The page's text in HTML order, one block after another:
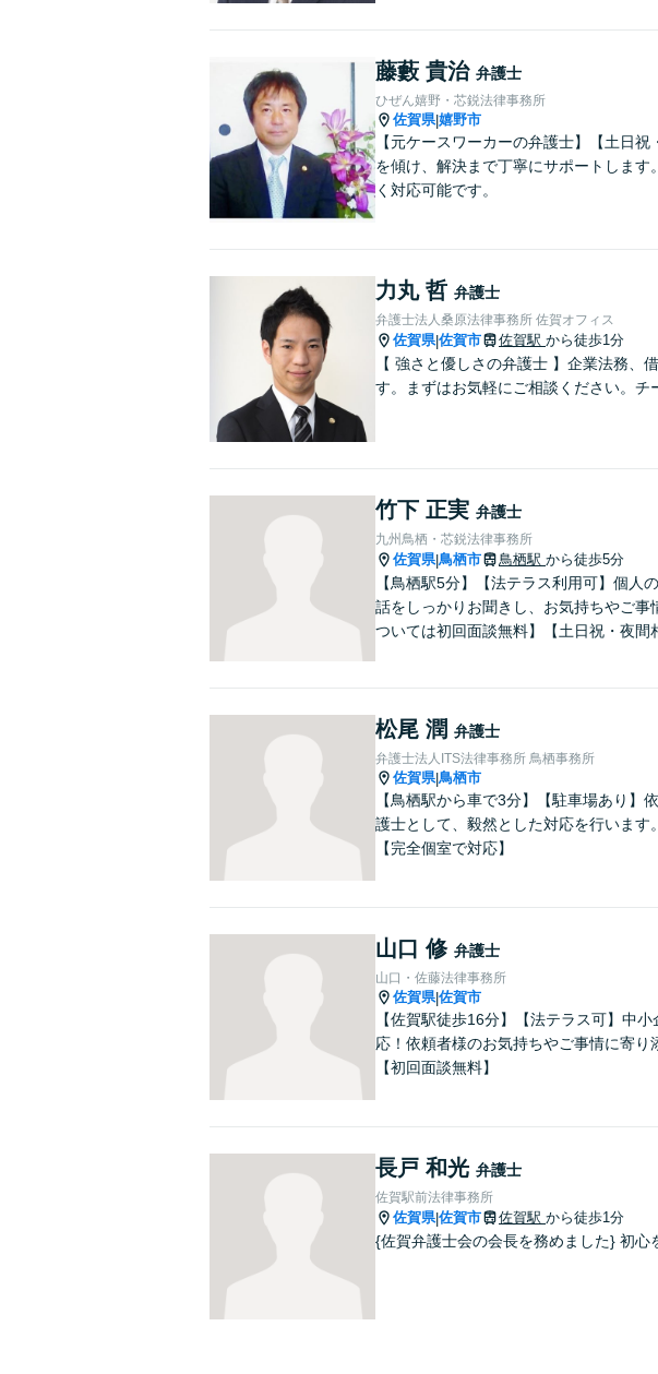
藤藪 貴治 弁護士
ひぜん嬉野・芯鋭法律事務所
佐賀県|嬉野市
【元ケースワーカーの弁護士】【土日
を傾け、解決まで丁寧にサポートしま
く対応可能です。
力丸 哲 弁護士
弁護士法人桑原法律事務所 佐賀オフィス
佐賀県|佐賀市 佐賀駅 から徒歩1分
【 強さと優しさの弁護士 】企業法務、
す。まずはお気軽にご相談ください。チ
竹下 正実 弁護士
九州鳥栖・芯鋭法律事務所
佐賀県|鳥栖市 鳥栖駅 から徒歩5分
【鳥栖駅5分】【法テラス利用可】個人
話をしっかりお聞きし、お気持ちやご
ついては初回面談無料】【土日祝・夜間
松尾 潤 弁護士
弁護士法人ITS法律事務所 鳥栖事務所
佐賀県|鳥栖市
【鳥栖駅から車で3分】【駐車場あり
護士として、毅然とした対応を行います
【完全個室で対応】
山口 修 弁護士
山口・佐藤法律事務所
佐賀県|佐賀市
【佐賀駅徒歩16分】【法テラス可】中
応！依頼者様のお気持ちやご事情に寄り
【初回面談無料】
長戸 和光 弁護士
佐賀駅前法律事務所
佐賀県|佐賀市 佐賀駅 から徒歩1分
{佐賀弁護士会の会長を務めました} 初心